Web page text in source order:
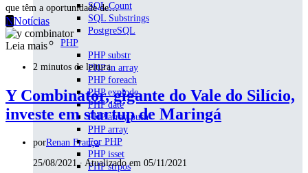
SQL Count
SQL Substrings
PostgreSQL
PHP
PHP substr
PHP in array
PHP foreach
PHP explode
PHP date
PHP array push
PHP array
For PHP
PHP isset
PHP strpos
que têm a oportunidade de…
NNotícias
Leia mais
2 minutos de leitura
Y Combinator, gigante do Vale do Silício,
investe em startup de Maringá
porRenan França
25/08/2021 ∙ Atualizado em 05/11/2021